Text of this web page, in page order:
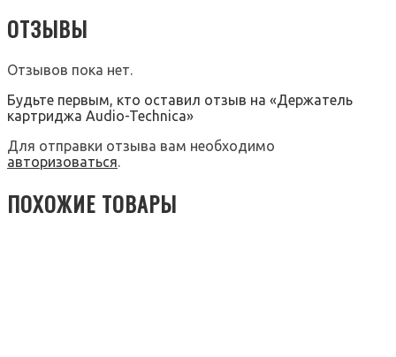
ОТЗЫВЫ
Отзывов пока нет.
Будьте первым, кто оставил отзыв на «Держатель
картриджа Audio-Technica»
Для отправки отзыва вам необходимо
авторизоваться.
ПОХОЖИЕ ТОВАРЫ